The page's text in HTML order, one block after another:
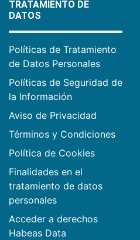
TRATAMIENTO DE
DATOS
Políticas de Tratamiento
de Datos Personales
Políticas de Seguridad de
la Información
Aviso de Privacidad
Términos y Condiciones
Política de Cookies
Finalidades en el
tratamiento de datos
personales
Acceder a derechos
Habeas Data